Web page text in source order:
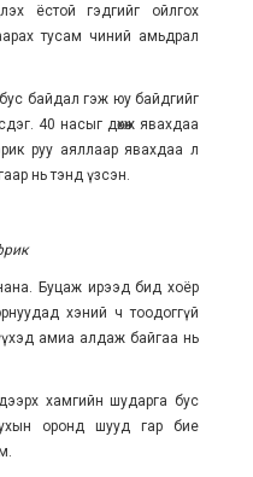
ёстой гэдгийг ойлгох
тусам чиний амьдрал
байдал гэж юу байдгийг
40 насыг дөхөж явахдаа
руу аяллаар явахдаа л
нь тэнд үзсэн.
Буцаж ирээд бид хоёр
хэний ч тоодоггүй
амиа алдаж байгаа нь
хамгийн шударга бус
оронд шууд гар бие